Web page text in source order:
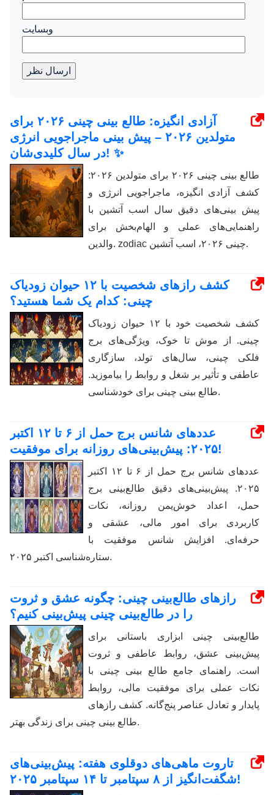
وبسایت
ارسال نظر
آزادی انگیزه: طالع بینی چینی ۲۰۲۶ برای
متولدین ۲۰۲۶ – پیش بینی ماجراجویی انرژی
در سال کلیدی‌شان! ✨
طالع بینی چینی ۲۰۲۶ برای متولدین ۲۰۲۶:
کشف آزادی انگیزه، ماجراجویی انرژی و
پیش بینی‌های دقیق سال اسب آتشین با
راهنمایی‌های عملی و الهام‌بخش برای
والدین. zodiac چینی ۲۰۲۶، اسب آتشین.
کشف رازهای شخصیت با ۱۲ حیوان زودیاک
چینی: کدام یک شما هستید؟
کشف شخصیت خود با ۱۲ حیوان زودیاک
چینی. از موش تا خوک، ویژگی‌های برج
فلکی چینی، سال‌های تولد، سازگاری
عاطفی و تأثیر بر شغل و روابط را بیاموزید.
طالع بینی چینی برای خودشناسی.
عددهای شانس برج حمل از ۶ تا ۱۲ اکتبر
۲۰۲۵: پیش‌بینی‌های روزانه برای موفقیت!
عددهای شانس برج حمل از ۶ تا ۱۲ اکتبر
۲۰۲۵. پیش‌بینی‌های دقیق طالع‌بینی برج
حمل، اعداد خوش‌یمن روزانه، نکات
کاربردی برای امور مالی، عشقی و
حرفه‌ای. افزایش شانس موفقیت با
ستاره‌شناسی اکتبر ۲۰۲۵.
رازهای طالع‌بینی چینی: چگونه عشق و ثروت
را در طالع‌بینی چینی پیش‌بینی کنیم؟
طالع‌بینی چینی ابزاری باستانی برای
پیش‌بینی عشق، روابط عاطفی و ثروت
است. راهنمای جامع طالع بینی چینی با
نکات عملی برای موفقیت مالی، روابط
پایدار و تعادل عناصر پنج‌گانه. کشف رازهای
طالع بینی چینی برای زندگی بهتر.
تاروت ماهی‌های دوقلوی هفته: پیش‌بینی‌های
شگفت‌انگیز از ۸ سپتامبر تا ۱۴ سپتامبر ۲۰۲۵!